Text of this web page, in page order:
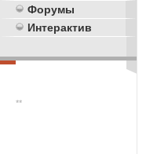
Форумы
Интерактив
**